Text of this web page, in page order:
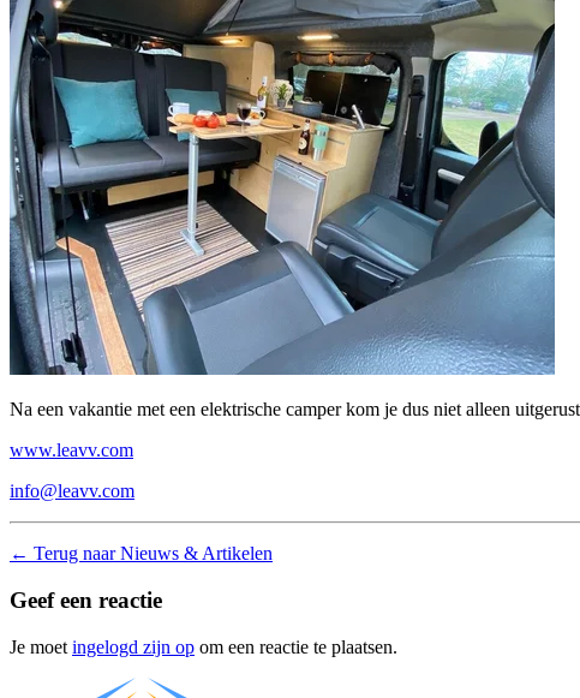
Na een vakantie met een elektrische camper kom je dus niet alleen
www.leavv.com
info@leavv.com
← Terug naar Nieuws & Artikelen
Geef een reactie
Je moet ingelogd zijn op om een reactie te plaatsen.